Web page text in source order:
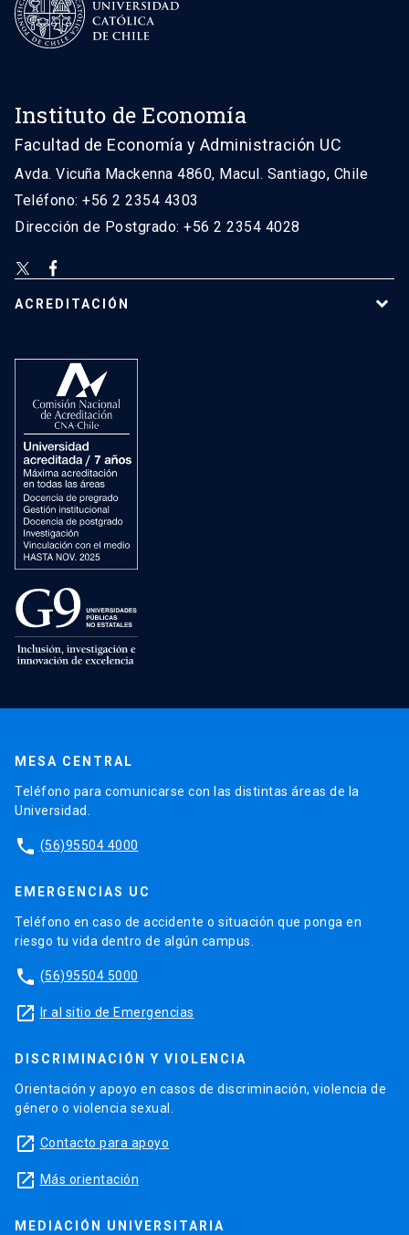
Instituto de Economía
Facultad de Economía y Administración UC
Avda. Vicuña Mackenna 4860, Macul. Santiago, Chile
Teléfono: +56 2 2354 4303
Dirección de Postgrado: +56 2 2354 4028
ACREDITACIÓN
MESA CENTRAL
Teléfono para comunicarse con las distintas áreas de la
Universidad.
phone (56)95504 4000
EMERGENCIAS UC
Teléfono en caso de accidente o situación que ponga en
riesgo tu vida dentro de algún campus.
phone (56)95504 5000
launch Ir al sitio de Emergencias
DISCRIMINACIÓN Y VIOLENCIA
Orientación y apoyo en casos de discriminación, violencia de
género o violencia sexual.
launch Contacto para apoyo
launch Más orientación
MEDIACIÓN UNIVERSITARIA